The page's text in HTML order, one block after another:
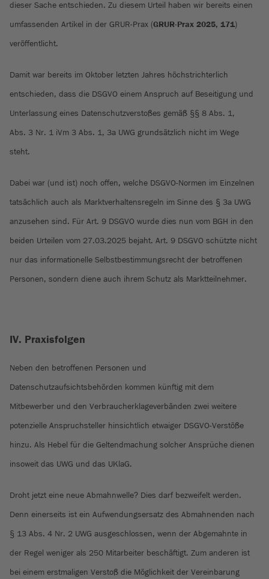
dieser Sache entschieden. Zu diesem Urteil haben wir bereits einen
umfassenden Artikel in der GRUR-Prax (GRUR-Prax 2025, 171)
veröffentlicht.
Damit war bereits im Oktober letzten Jahres höchstrichterlich
entschieden, dass die DSGVO einem Anspruch auf Beseitigung und
Unterlassung eines Datenschutzverstoßes gemäß §§ 8 Abs. 1,
Abs. 3 Nr. 1 iVm 3 Abs. 1, 3a UWG grundsätzlich nicht im Wege
steht.
Dabei war (und ist) noch offen, welche DSGVO-Normen im Einzelnen
tatsächlich auch als Marktverhaltensregeln im Sinne des § 3a UWG
anzusehen sind. Für Art. 9 DSGVO wurde dies nun vom BGH in den
beiden Urteilen vom 27.03.2025 bejaht. Art. 9 DSGVO schützte nicht
nur das informationelle Selbstbestimmungsrecht der betroffenen
Personen, sondern diene auch ihrem Schutz als Marktteilnehmer.
IV. Praxisfolgen
Neben den betroffenen Personen und
Datenschutzaufsichtsbehörden kommen künftig mit dem
Mitbewerber und den Verbraucherklageverbänden zwei weitere
potenzielle Anspruchsteller hinsichtlich etwaiger DSGVO-Verstöße
hinzu. Als Hebel für die Geltendmachung solcher Ansprüche dienen
insoweit das UWG und das UKlaG.
Droht jetzt eine neue Abmahnwelle? Dies darf bezweifelt werden.
Denn einerseits ist ein Aufwendungsersatz des Abmahnenden nach
§ 13 Abs. 4 Nr. 2 UWG ausgeschlossen, wenn der Abgemahnte in
der Regel weniger als 250 Mitarbeiter beschäftigt. Zum anderen ist
bei einem erstmaligen Verstoß die Möglichkeit der Vereinbarung